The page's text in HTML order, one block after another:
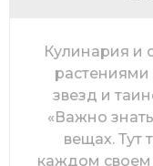
Кулинария и
звезд и
«Важно
вещах.
каждом своем